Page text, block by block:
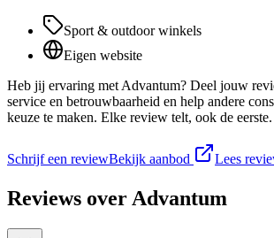
Sport & outdoor winkels
Eigen website
Heb jij ervaring met Advantum? Deel jouw
service en betrouwbaarheid en help andere
keuze te maken. Elke review telt, ook de eerste.
Schrijf een reviewBekijk aanbod Lees
Reviews over Advantum